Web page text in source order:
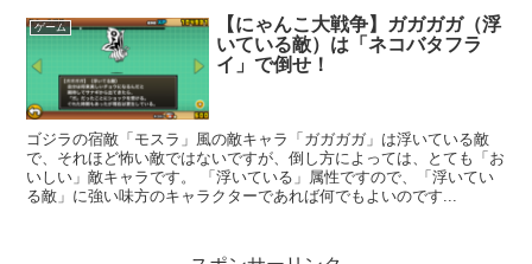
ゲーム
【にゃんこ大戦争】ガガガガ（浮
いている敵）は「ネコバタフラ
イ」で倒せ！
ゴジラの宿敵「モスラ」風の敵キャラ「ガガガガ」は浮いている敵
で、それほど怖い敵ではないですが、倒し方によっては、とても「お
いしい」敵キャラです。 「浮いている」属性ですので、「浮いてい
る敵」に強い味方のキャラクターであれば何でもよいのです...